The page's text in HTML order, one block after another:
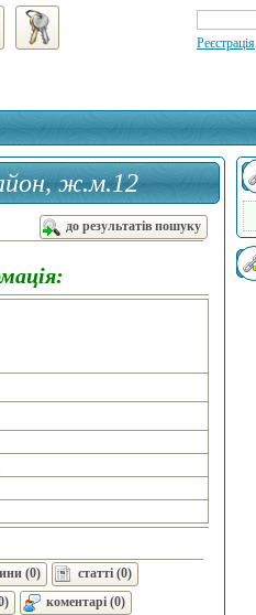
Реєстрація
ж.м.12
до результатів пошуку
(0)
статті (0)
коментарі (0)